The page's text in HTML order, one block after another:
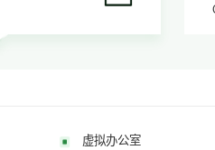
虚拟办公室